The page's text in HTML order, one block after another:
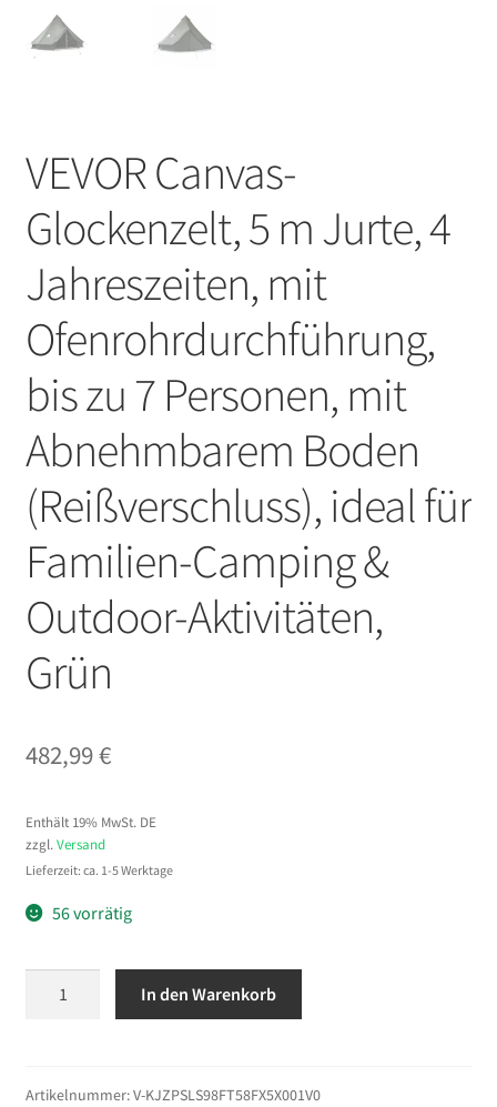
VEVOR Canvas-
Glockenzelt, 5 m Jurte, 4
Jahreszeiten, mit
Ofenrohrdurchführung,
bis zu 7 Personen, mit
Abnehmbarem Boden
(Reißverschluss), ideal für
Familien-Camping &
Outdoor-Aktivitäten,
Grün
482,99€
Enthält 19% MwSt. DE
zzgl. Versand
Lieferzeit: ca. 1-5 Werktage
56 vorrätig
m
In den Warenkorb
Artikelnummer:V-KJZPSLS98FT58FX5X001V0